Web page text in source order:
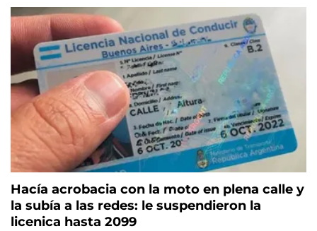
Hacía acrobacia con la moto en plena calle y
la subía a las redes: le suspendieron la
licenica hasta 2099